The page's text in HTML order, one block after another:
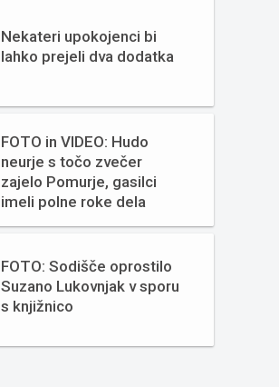
Nekateri upokojenci bi
lahko prejeli dva dodatka
FOTO in VIDEO: Hudo
neurje s točo zvečer
zajelo Pomurje, gasilci
imeli polne roke dela
FOTO: Sodišče oprostilo
Suzano Lukovnjak v sporu
s knjižnico